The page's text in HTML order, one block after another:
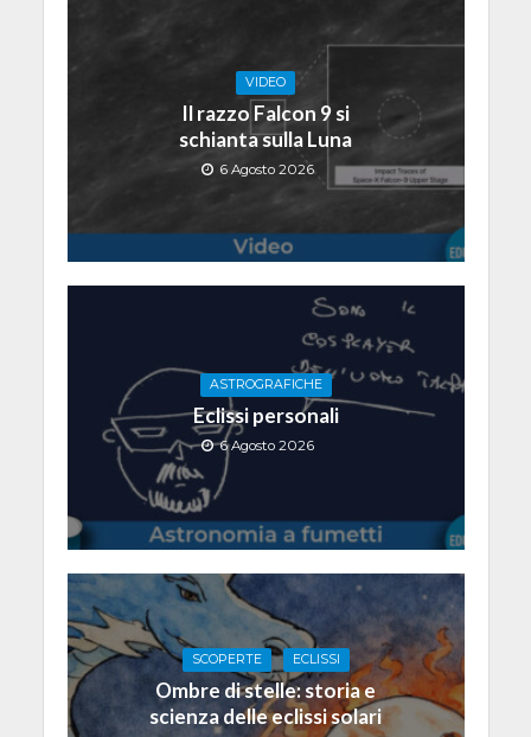
VIDEO
Il razzo Falcon 9 si
schianta sulla Luna
6 Agosto 2026
ASTROGRAFICHE
Eclissi personali
6 Agosto 2026
SCOPERTE ECLISSI
Ombre di stelle: storia e
scienza delle eclissi solari